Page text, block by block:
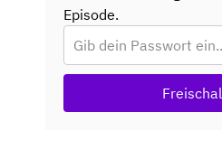
Episode.